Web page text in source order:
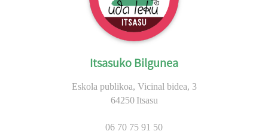
Itsasuko Bilgunea
Eskola publikoa, Vicinal bidea, 3
64250 Itsasu
06 70 75 91 50